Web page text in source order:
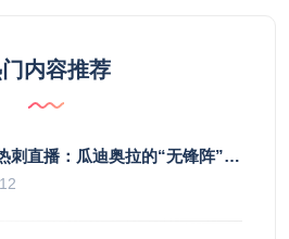
内容推荐
曼城 vs 热刺直播：瓜迪奥拉的“无锋阵”是天才设计还是自废武功？